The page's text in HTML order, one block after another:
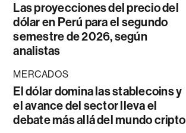
Las proyecciones del precio del
dólar en Perú para el segundo
semestre de 2026, según
analistas
MERCADOS
El dólar domina las stablecoins y
el avance del sector lleva el
debate más allá del mundo cripto